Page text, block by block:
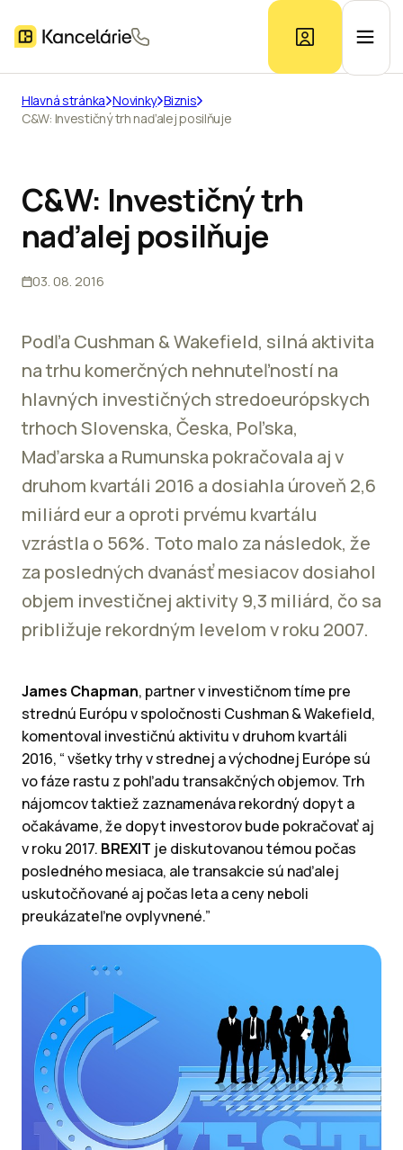
Ponuka kancelárií
Prieskum trhu
Kontakt
Hlavná stránka Novinky Biznis
C&W: Investičný trh naďalej posilňuje
C&W: Investičný trh
naďalej posilňuje
03. 08. 2016
Podľa Cushman & Wakefield, silná aktivita
na trhu komerčných nehnuteľností na
hlavných investičných stredoeurópskych
trhoch Slovenska, Česka, Poľska,
Maďarska a Rumunska pokračovala aj v
druhom kvartáli 2016 a dosiahla úroveň 2,6
miliárd eur a oproti prvému kvartálu
vzrástla o 56%. Toto malo za následok, že
za posledných dvanásť mesiacov dosiahol
objem investičnej aktivity 9,3 miliárd, čo sa
približuje rekordným levelom v roku 2007.
James Chapman, partner v investičnom tíme pre
strednú Európu v spoločnosti Cushman & Wakefield,
komentoval investičnú aktivitu v druhom kvartáli
2016, “ všetky trhy v strednej a východnej Európe sú
vo fáze rastu z pohľadu transakčných objemov. Trh
nájomcov taktiež zaznamenáva rekordný dopyt a
očakávame, že dopyt investorov bude pokračovať aj
v roku 2017. BREXIT je diskutovanou témou počas
posledného mesiaca, ale transakcie sú naďalej
uskutočňované aj počas leta a ceny neboli
preukázateľne ovplyvnené.”